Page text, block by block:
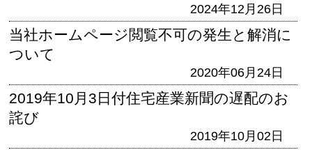
2024年12月26日
当社ホームページ閲覧不可の発生と解消に
ついて
2020年06月24日
2019年10月3日付住宅産業新聞の遅配のお
詫び
2019年10月02日